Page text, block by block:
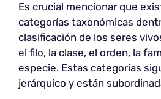
Es crucial mencionar que
categorías taxonómicas
clasificación de los seres
el filo, la clase, el orden, la
especie. Estas categorías
jerárquico y están